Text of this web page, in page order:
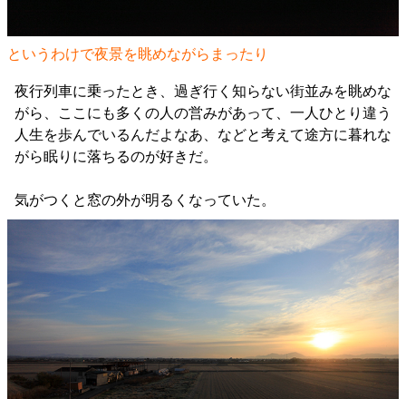
というわけで夜景を眺めながらまったり
夜行列車に乗ったとき、過ぎ行く知らない街並みを眺めな
がら、ここにも多くの人の営みがあって、一人ひとり違う
人生を歩んでいるんだよなあ、などと考えて途方に暮れな
がら眠りに落ちるのが好きだ。
気がつくと窓の外が明るくなっていた。